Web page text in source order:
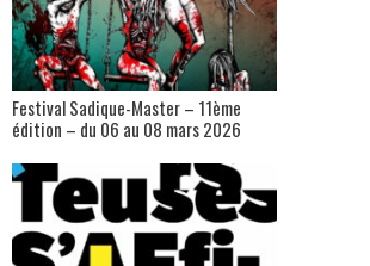
Festival Sadique-Master – 11ème
édition – du 06 au 08 mars 2026